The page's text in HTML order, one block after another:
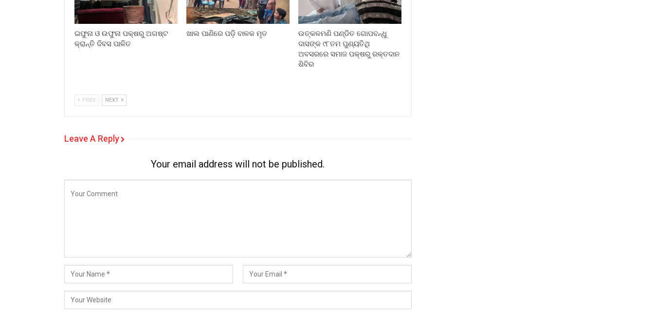
ଇଫୁନା ଓ ଉଫୁନା ପକ୍ଷରୁ ଅଗଷ୍ଟ
କ୍ରାନ୍ତି ଦିବସ ପାଳିତ
ଖାଲ ପାଣିରେ ପଡ଼ି ବାଳକ ମୃତ
ଉତ୍କଳମଣି ପଣ୍ଡିତ ଗୋପବନ୍ଧୁ
ଦାସଙ୍କ ୯୮ତମ ପୁଣ୍ୟତିଥି
ଅବସରରେ ସମାଜ ପକ୍ଷରୁ ରକ୍ତଦାନ
ଶିବିର
PREV NEXT
Leave A Reply
Your email address will not be published.